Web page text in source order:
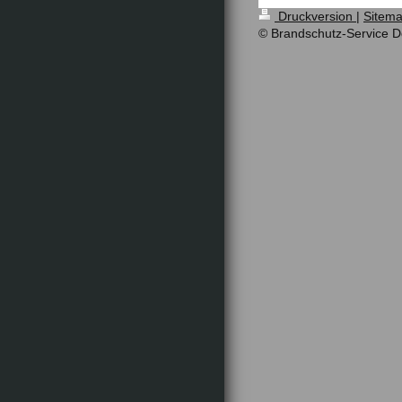
Druckversion |
© Brandschutz-Service